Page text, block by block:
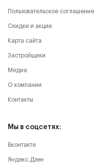
Пользовательское соглашение
Скидки и акции
Карта сайта
Застройщики
Медиа
О компании
Контакты
Мы в соцсетях:
Вконтакте
Яндекс.Дзен